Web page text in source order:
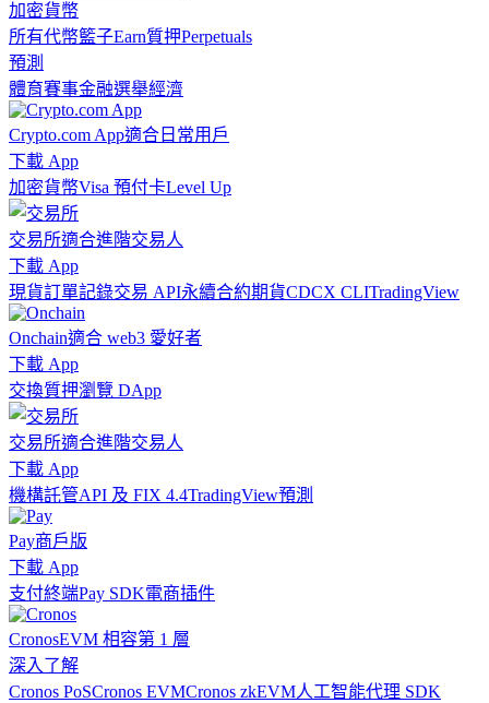
加密貨幣
所有代幣籃子Earn質押Perpetuals
預測
體育賽事金融選舉經濟
Crypto.com App適合日常用戶
下載 App
加密貨幣Visa 預付卡Level Up
交易所適合進階交易人
下載 App
現貨訂單記錄交易 API永續合約期貨CDCX CLITradingView
Onchain適合 web3 愛好者
下載 App
交換質押瀏覽 DApp
交易所適合進階交易人
下載 App
機構託管API 及 FIX 4.4TradingView預測
Pay商戶版
下載 App
支付終端Pay SDK電商插件
CronosEVM 相容第 1 層
深入了解
Cronos PoSCronos EVMCronos zkEVM人工智能代理 SDK